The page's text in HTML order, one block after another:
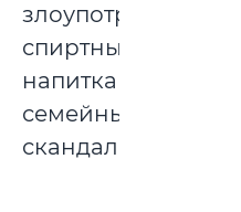
злоупотребляющие
спиртными
напитками,
семейные
скандалисты.